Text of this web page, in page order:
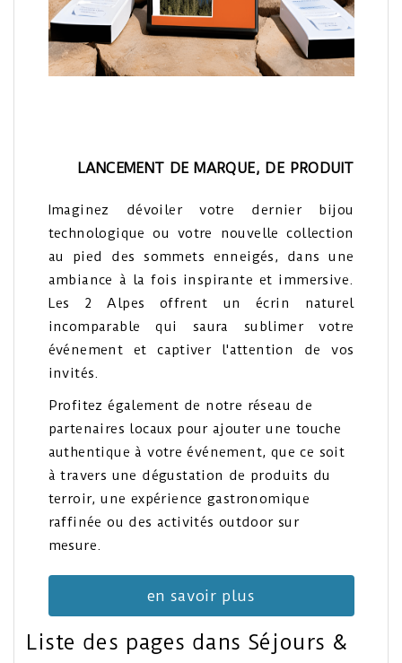
LANCEMENT DE MARQUE, DE PRODUIT
Imaginez dévoiler votre dernier bijou
technologique ou votre nouvelle collection
au pied des sommets enneigés, dans une
ambiance à la fois inspirante et immersive.
Les 2 Alpes offrent un écrin naturel
incomparable qui saura sublimer votre
événement et captiver l'attention de vos
invités.
Profitez également de notre réseau de
partenaires locaux pour ajouter une touche
authentique à votre événement, que ce soit
à travers une dégustation de produits du
terroir, une expérience gastronomique
raffinée ou des activités outdoor sur
mesure.
en savoir plus
Liste des pages dans Séjours &